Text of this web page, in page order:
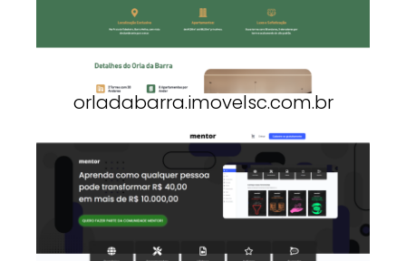
orladabarra.imovelsc.com.br